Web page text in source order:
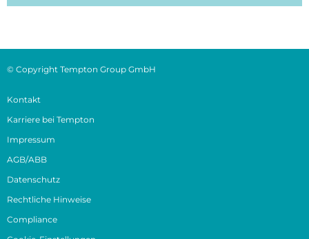
© Copyright Tempton Group GmbH
Kontakt
Karriere bei Tempton
Impressum
AGB/ABB
Datenschutz
Rechtliche Hinweise
Compliance